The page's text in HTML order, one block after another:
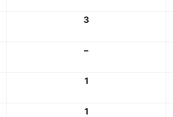
3
–
1
1